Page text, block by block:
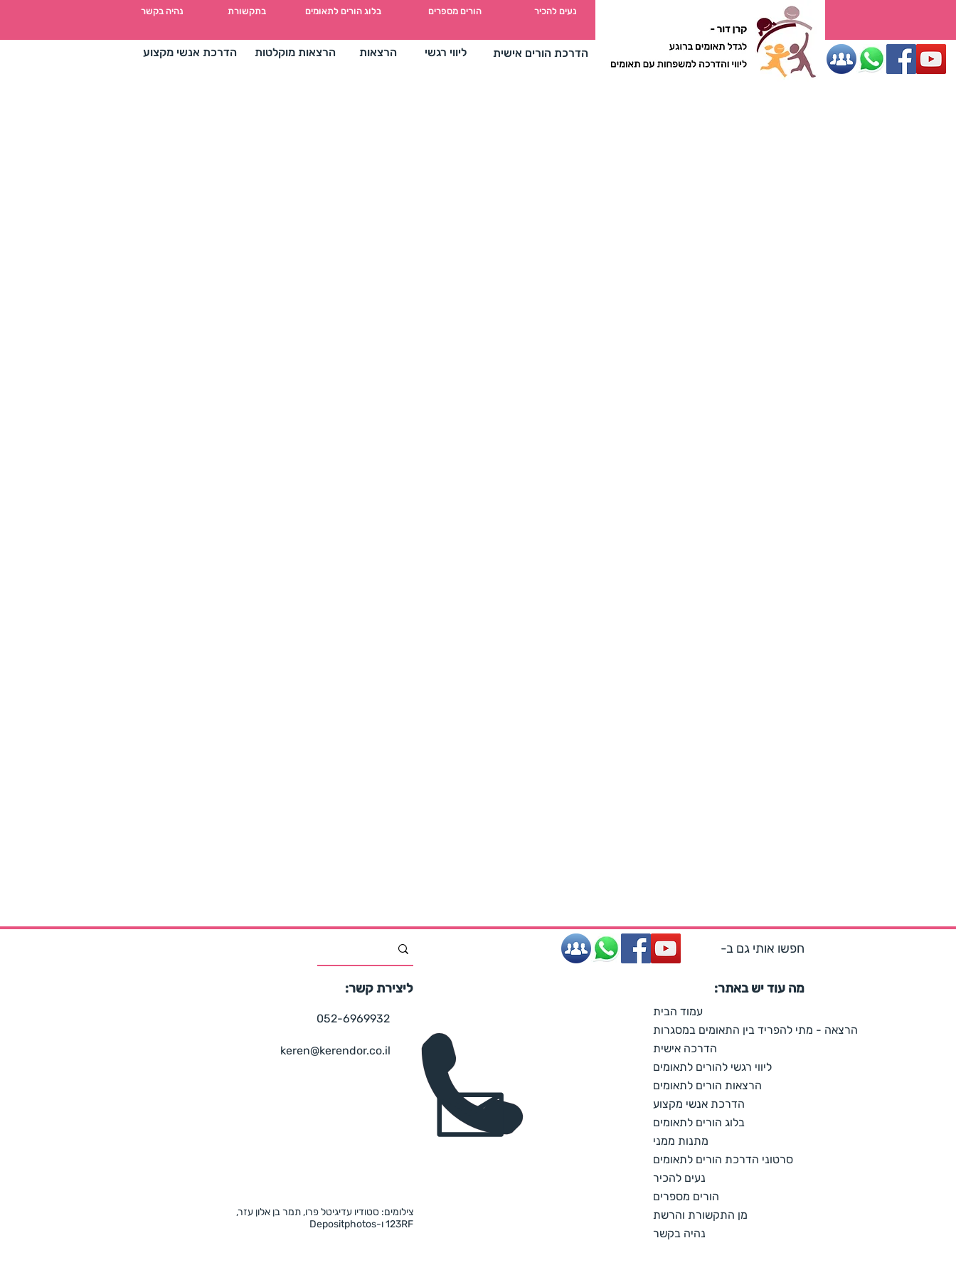
הרצאות הדרכת הורים אישית הדרכת אנשי מקצוע
נהיה בקשר בתקשורת בלוג הורים לתאומים הורים מספרים נעים להכיר ליווי והדרכה למשפחות עם תאומים
הרצאות מוקלטות ליווי רגשי
ליצירת קשר:
052-6969932
keren@kerendor.co.il
צילומים: סטודיו עדיגיטל פרו, תמר בן אלון עזר,
123RF ו-Depositphotos
חפשו אותי גם ב-
מה עוד יש באתר:
עמוד הבית
הרצאה - מתי להפריד בין התאומים במסגרות
הדרכה אישית
ליווי רגשי להורים לתאומים
הרצאות הורים לתאומים
הדרכת אנשי מקצוע
בלוג הורים לתאומים
מתנות ממני
סרטוני הדרכת הורים לתאומים
נעים להכיר
הורים מספרים
מן התקשורת והרשת
נהיה בקשר